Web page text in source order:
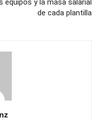
equipos y la masa salarial
de cada plantilla